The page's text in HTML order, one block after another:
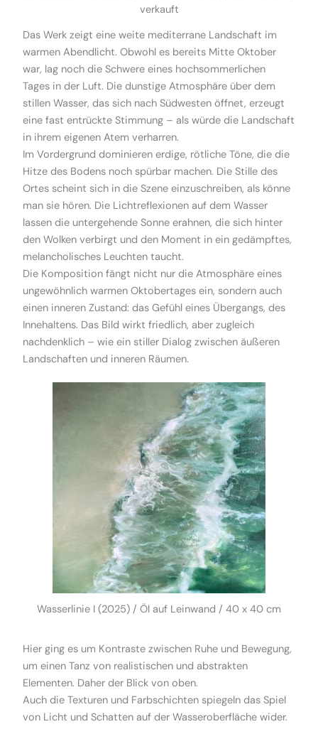
verkauft
Das Werk zeigt eine weite mediterrane Landschaft im
warmen Abendlicht. Obwohl es bereits Mitte Oktober
war, lag noch die Schwere eines hochsommerlichen
Tages in der Luft. Die dunstige Atmosphäre über dem
stillen Wasser, das sich nach Südwesten öffnet, erzeugt
eine fast entrückte Stimmung – als würde die Landschaft
in ihrem eigenen Atem verharren.
Im Vordergrund dominieren erdige, rötliche Töne, die die
Hitze des Bodens noch spürbar machen. Die Stille des
Ortes scheint sich in die Szene einzuschreiben, als könne
man sie hören. Die Lichtreflexionen auf dem Wasser
lassen die untergehende Sonne erahnen, die sich hinter
den Wolken verbirgt und den Moment in ein gedämpftes,
melancholisches Leuchten taucht.
Die Komposition fängt nicht nur die Atmosphäre eines
ungewöhnlich warmen Oktobertages ein, sondern auch
einen inneren Zustand: das Gefühl eines Übergangs, des
Innehaltens. Das Bild wirkt friedlich, aber zugleich
nachdenklich – wie ein stiller Dialog zwischen äußeren
Landschaften und inneren Räumen.
Wasserlinie I (2025) / Öl auf Leinwand / 40 x 40 cm
Hier ging es um Kontraste zwischen Ruhe und Bewegung,
um einen Tanz von realistischen und abstrakten
Elementen. Daher der Blick von oben.
Auch die Texturen und Farbschichten spiegeln das Spiel
von Licht und Schatten auf der Wasseroberfläche wider.